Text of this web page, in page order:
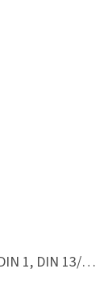
Barvící páska pro psací stroje DIN 1, DIN 13/10, LAND, PA červenočerná